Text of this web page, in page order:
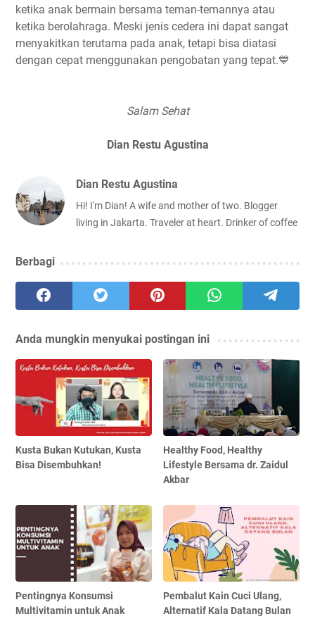
ketika anak bermain bersama teman-temannya atau
ketika berolahraga. Meski jenis cedera ini dapat sangat
menyakitkan terutama pada anak, tetapi bisa diatasi
dengan cepat menggunakan pengobatan yang tepat.💙
Salam Sehat
Dian Restu Agustina
Dian Restu Agustina
Hi! I'm Dian! A wife and mother of two. Blogger
living in Jakarta. Traveler at heart. Drinker of coffee
Berbagi
Anda mungkin menyukai postingan ini
Kusta Bukan Kutukan, Kusta
Bisa Disembuhkan!
Healthy Food, Healthy
Lifestyle Bersama dr. Zaidul
Akbar
Pentingnya Konsumsi
Multivitamin untuk Anak
Pembalut Kain Cuci Ulang,
Alternatif Kala Datang Bulan